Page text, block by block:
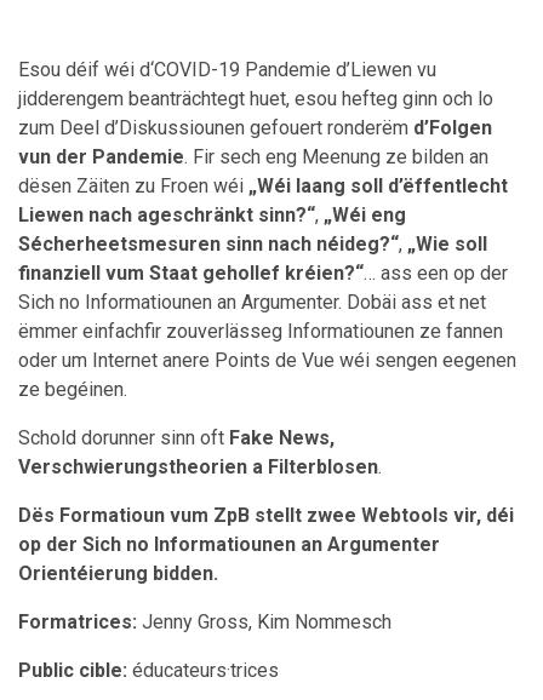
Esou déif wéi d‘COVID-19 Pandemie d’Liewen vu
jidderengem beanträchtegt huet, esou hefteg ginn och lo
zum Deel d’Diskussiounen gefouert ronderëm d’Folgen
vun der Pandemie. Fir sech eng Meenung ze bilden an
dësen Zäiten zu Froen wéi „Wéi laang soll d’ëffentlecht
Liewen nach ageschränkt sinn?“, „Wéi eng
Sécherheetsmesuren sinn nach néideg?“, „Wie soll
finanziell vum Staat gehollef kréien?“… ass een op der
Sich no Informatiounen an Argumenter. Dobäi ass et net
ëmmer einfachfir zouverlässeg Informatiounen ze fannen
oder um Internet anere Points de Vue wéi sengen eegenen
ze begéinen.
Schold dorunner sinn oft Fake News,
Verschwierungstheorien a Filterblosen.
Dës Formatioun vum ZpB stellt zwee Webtools vir, déi
op der Sich no Informatiounen an Argumenter
Orientéierung bidden.
Formatrices: Jenny Gross, Kim Nommesch
Public cible: éducateurs·trices